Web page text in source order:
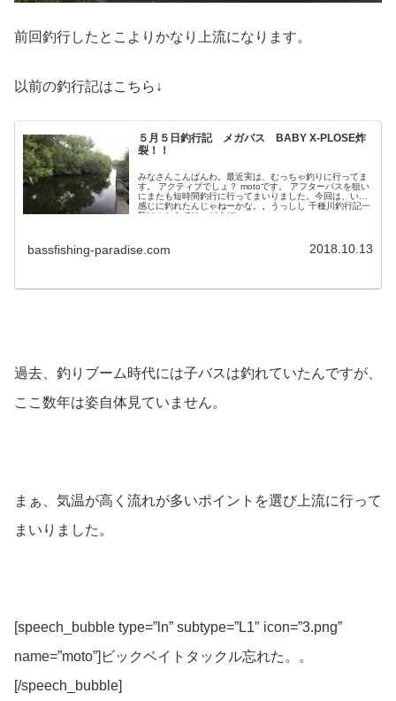
前回釣行したとこよりかなり上流になります。
以前の釣行記はこちら↓
５月５日釣行記 メガバス BABY X-PLOSE炸
裂！！
みなさんこんばんわ。最近実は、むっちゃ釣りに行ってま
す。 アクティブでしょ？ motoです。 アフターバスを狙い
にまたも短時間釣行に行ってまいりました。今回は、いい
感じに釣れたんじゃねーかな。。うっしし 千種川釣行記一
覧はこちらでは、どうぞ...
bassfishing-paradise.com 2018.10.13
過去、釣りブーム時代には子バスは釣れていたんですが、
ここ数年は姿自体見ていません。
まぁ、気温が高く流れが多いポイントを選び上流に行って
まいりました。
[speech_bubble type=”ln” subtype=”L1″ icon=”3.png”
name=”moto”]ビックベイトタックル忘れた。。
[/speech_bubble]